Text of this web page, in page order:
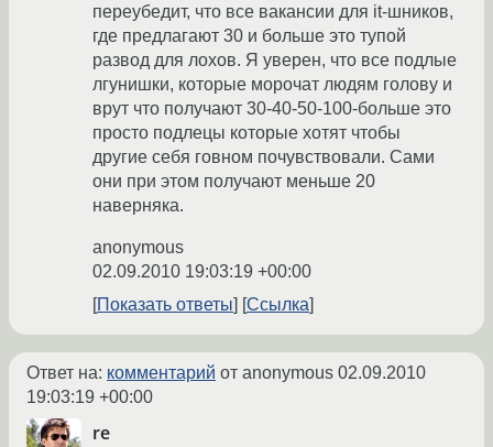
переубедит, что все вакансии для it-шников,
где предлагают 30 и больше это тупой
развод для лохов. Я уверен, что все подлые
лгунишки, которые морочат людям голову и
врут что получают 30-40-50-100-больше это
просто подлецы которые хотят чтобы
другие себя говном почувствовали. Сами
они при этом получают меньше 20
наверняка.
anonymous
02.09.2010 19:03:19 +00:00
Показать ответы
Ссылка
Ответ на: комментарий от anonymous 02.09.2010
19:03:19 +00:00
re